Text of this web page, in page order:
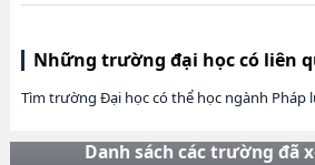
Những trường đại học có liên
Tìm trường Đại học có thể học ngành Pháp
Danh sách các trường đã